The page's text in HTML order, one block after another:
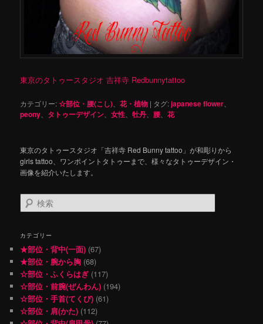
東京のタトゥースタジオ 吉祥寺 Redbunnytattoo
カテゴリー:☆部位・腰(こし) 、花・植物 | タグ:japanese flower
peony タトゥーデザイン 、女性 、牡丹 腰 、花
東京のタトゥースタジオ「吉祥寺 Red Bunny tattoo」が和彫りから
girls tattoo、ワンポイントタトゥーまで、様々なタトゥーデザイン・
画像を紹介いたします。
検
索
カテゴリー
★部位・背中(一面) (67)
★部位・腕から胸 (68)
☆部位・ふくらはぎ (117)
☆部位・前腕(ぜんわん) (194)
☆部位・手首(てくび) (61)
☆部位・肩(かた) (112)